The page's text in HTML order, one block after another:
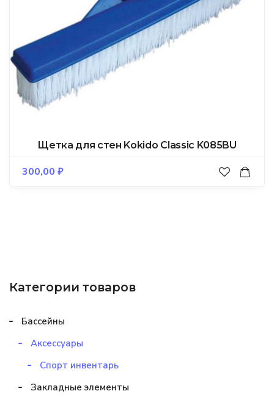
Щетка для стен Kokido Classic K085BU
300,00 ₽
Категории товаров
Бассейны
Аксессуары
Спорт инвентарь
Закладные элементы